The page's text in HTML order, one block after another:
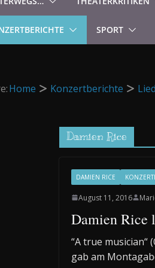
SPORT
Home Konzertberichte
Damien Rice
DAMIEN RICE
August 11, 2016
Damien Rice
“A true
gab am